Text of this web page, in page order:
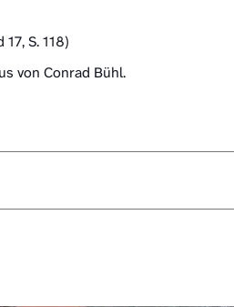
S. 118)
von Conrad Bühl.